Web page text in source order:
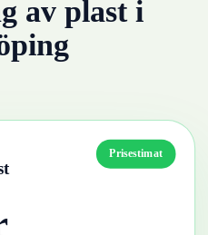
av plasti
Prisestimat